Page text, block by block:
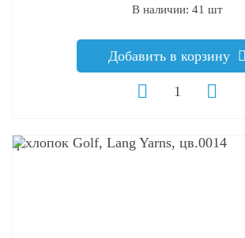
В наличии: 41 шт
Добавить в корзину
q